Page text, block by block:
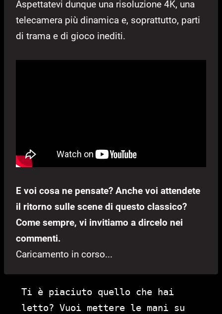
Aspettatevi dunque una risoluzione 4K, una
telecamera più dinamica e, soprattutto, parti
di trama e di gioco inediti.
E voi cosa ne pensate? Anche voi attendete
il ritorno sulle scene di questo classico?
Come sempre, vi invitiamo a dircelo nei
commenti.
Caricamento in corso...
Ti è piaciuto quello che hai
letto? Vuoi mettere le mani su